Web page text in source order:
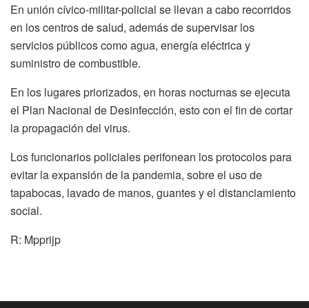
En unión cívico-militar-policial se llevan a cabo recorridos
en los centros de salud, además de supervisar los
servicios públicos como agua, energía eléctrica y
suministro de combustible.
En los lugares priorizados, en horas nocturnas se ejecuta
el Plan Nacional de Desinfección, esto con el fin de cortar
la propagación del virus.
Los funcionarios policiales perifonean los protocolos para
evitar la expansión de la pandemia, sobre el uso de
tapabocas, lavado de manos, guantes y el distanciamiento
social.
R: Mpprijp